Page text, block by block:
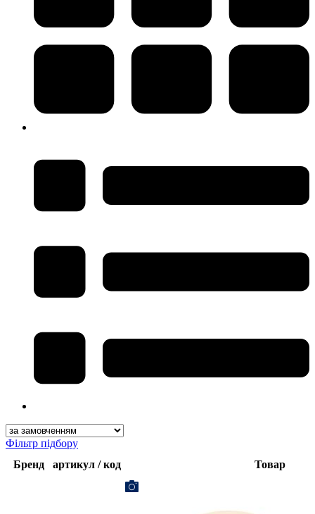
Фільтр підбору
Бренд
артикул / код Товар